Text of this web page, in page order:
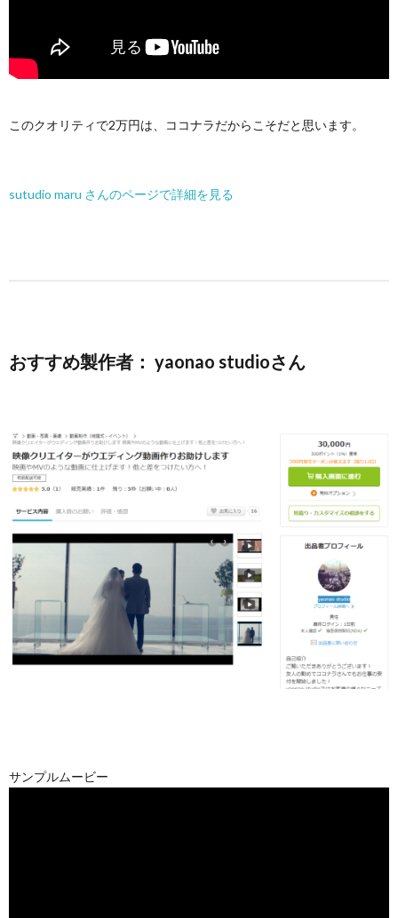
このクオリティで2万円は、ココナラだからこそだと思います。
sutudio maru さんのページで詳細を見る
おすすめ製作者： yaonao studioさん
サンプルムービー